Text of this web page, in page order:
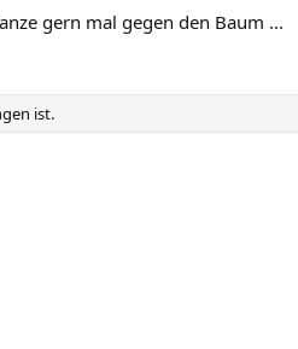
gern mal gegen den Baum ...
ist.